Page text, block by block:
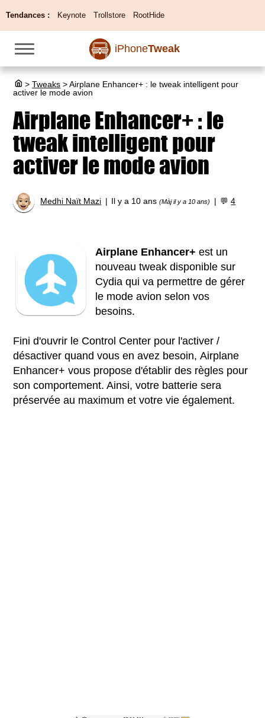
Tendances : Keynote Trollstore RootHide
iPhoneTweak
> Tweaks >Airplane Enhancer+ : le tweak intelligent pour
activer le mode avion
Airplane Enhancer+ : le
tweak intelligent pour
activer le mode avion
Medhi Naït Mazi Il y a 10 ans(Màj il y a 10 ans) 💬4
Airplane Enhancer+ est un
nouveau tweak disponible sur
Cydia qui va permettre de gérer
le mode avion selon vos
besoins.
Fini d'ouvrir le Control Center pour l'activer /
désactiver quand vous en avez besoin, Airplane
Enhancer+ vous propose d'établir des règles pour
son comportement. Ainsi, votre batterie sera
préservée au maximum et votre vie également.